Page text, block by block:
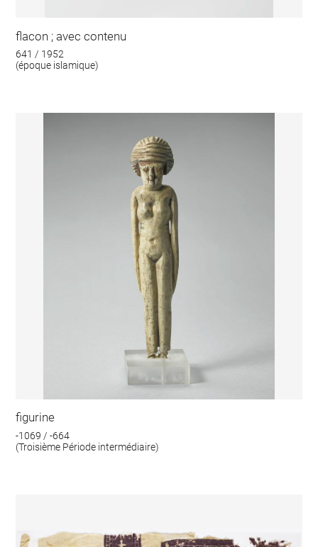
flacon ; avec contenu
641 / 1952
(époque islamique)
figurine
-1069 / -664
(Troisième Période intermédiaire)